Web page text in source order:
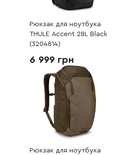
Рюкзак для ноутбука
THULE Accent 28L Black
(3204814)
6 999 грн
Рюкзак для ноутбука